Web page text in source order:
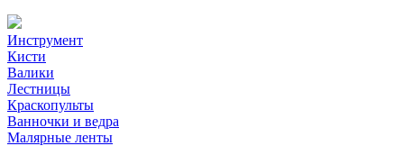
Инструмент
Кисти
Валики
Лестницы
Краскопульты
Ванночки и ведра
Малярные ленты